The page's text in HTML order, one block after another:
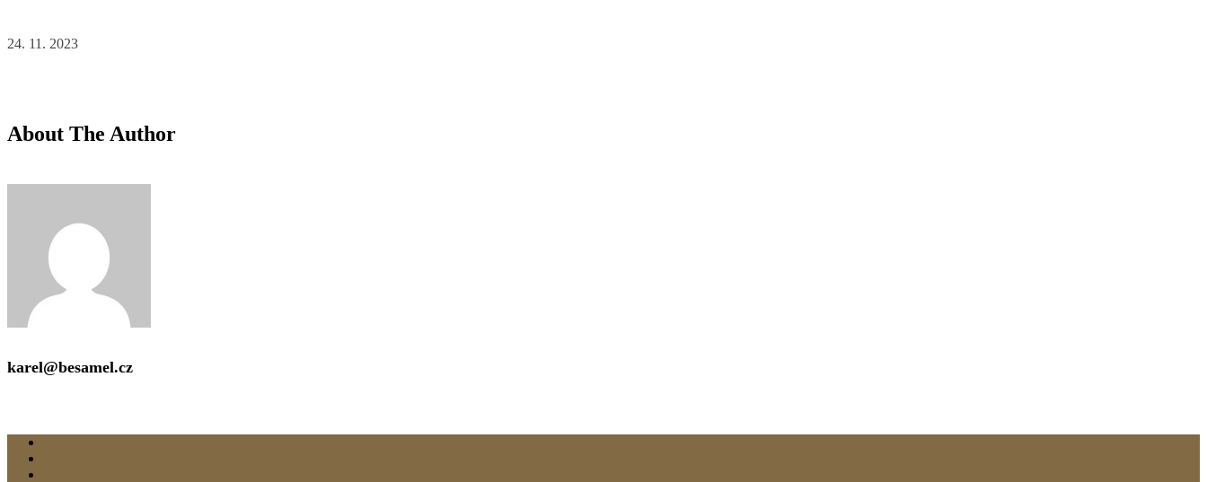
24. 11. 2023
About The Author
karel@besamel.cz
Thursday-Saturday: 11a-10p